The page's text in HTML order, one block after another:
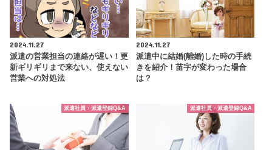
2024.11.27
派遣の営業担当の連絡が遅い！更
新ギリギリまで来ない、使えない
営業への対処法
2024.11.27
派遣中に結婚(離婚)した時の手続
きを紹介！苗字が変わった場合
は？
派遣社員・派遣登録Q&A 派遣社員・派遣登録Q&A